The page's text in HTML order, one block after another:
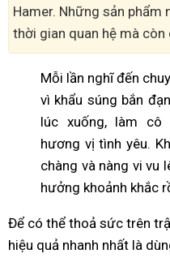
Hamer. Những sản phẩm
thời gian quan hệ mà
Mỗi lần nghĩ đến
vì khẩu súng bắn
lúc xuống, làm cô
hương vị tình yêu.
chàng và nàng vi vu
hưởng khoảnh khắc
Để có thể thoả sức trên
hiệu quả nhanh nhất là